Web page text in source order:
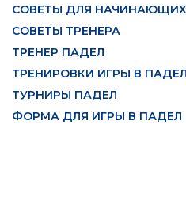
СОВЕТЫ ДЛЯ НАЧИНАЮЩИХ
СОВЕТЫ ТРЕНЕРА
ТРЕНЕР ПАДЕЛ
ТРЕНИРОВКИ ИГРЫ В ПАДЕЛ
ТУРНИРЫ ПАДЕЛ
ФОРМА ДЛЯ ИГРЫ В ПАДЕЛ